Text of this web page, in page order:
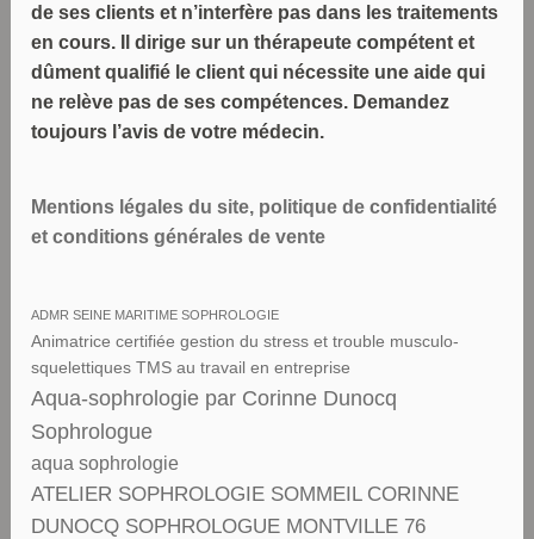
de ses clients et n’interfère pas dans les traitements
en cours. Il dirige sur un thérapeute compétent et
dûment qualifié le client qui nécessite une aide qui
ne relève pas de ses compétences. Demandez
toujours l’avis de votre médecin.
Mentions légales du site, politique de confidentialité
et conditions générales de vente
ADMR SEINE MARITIME SOPHROLOGIE
Animatrice certifiée gestion du stress et trouble musculo-
squelettiques TMS au travail en entreprise
Aqua-sophrologie par Corinne Dunocq
Sophrologue
aqua sophrologie
ATELIER SOPHROLOGIE SOMMEIL CORINNE
DUNOCQ SOPHROLOGUE MONTVILLE 76